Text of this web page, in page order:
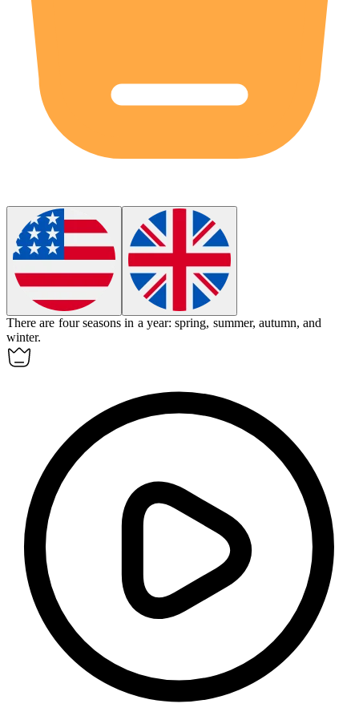
There are four seasons in a year: spring, summer, autumn, and
winter.